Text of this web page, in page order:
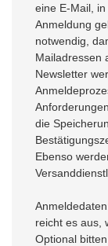
eine E-Mail,
Anmeldung
notwendig,
Mailadressen
Newsletter
die
Ebenso
reicht es aus,
Optional